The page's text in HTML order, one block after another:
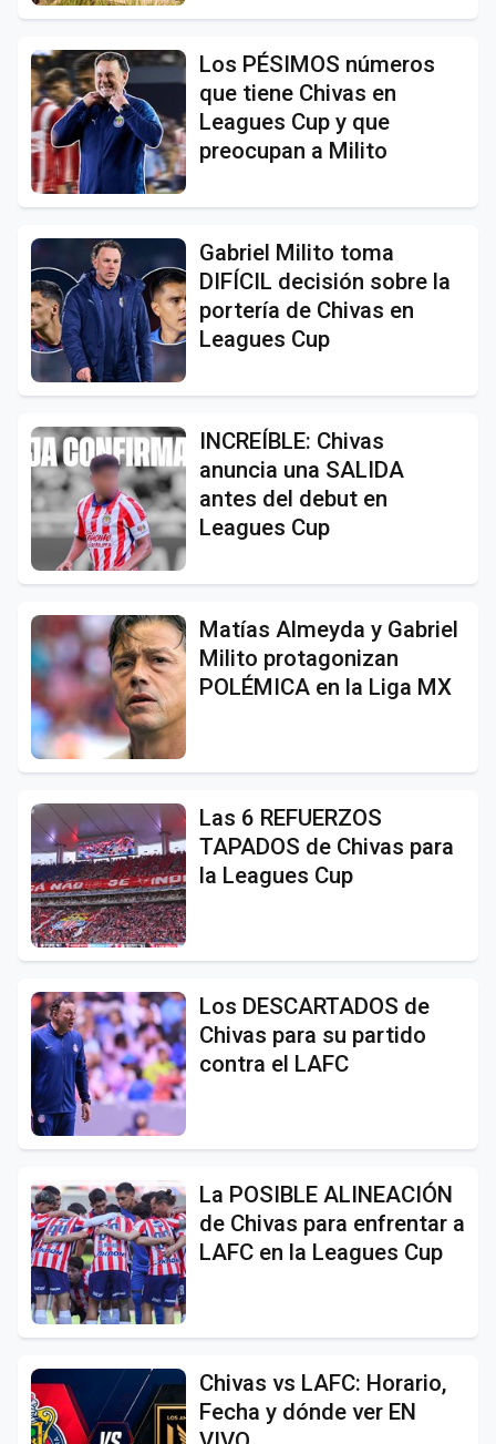
Los PÉSIMOS números
que tiene Chivas en
Leagues Cup y que
preocupan a Milito
Gabriel Milito toma
DIFÍCIL decisión sobre la
portería de Chivas en
Leagues Cup
INCREÍBLE: Chivas
anuncia una SALIDA
antes del debut en
Leagues Cup
Matías Almeyda y Gabriel
Milito protagonizan
POLÉMICA en la Liga MX
Las 6 REFUERZOS
TAPADOS de Chivas para
la Leagues Cup
Los DESCARTADOS de
Chivas para su partido
contra el LAFC
La POSIBLE ALINEACIÓN
de Chivas para enfrentar a
LAFC en la Leagues Cup
Chivas vs LAFC: Horario,
Fecha y dónde ver EN